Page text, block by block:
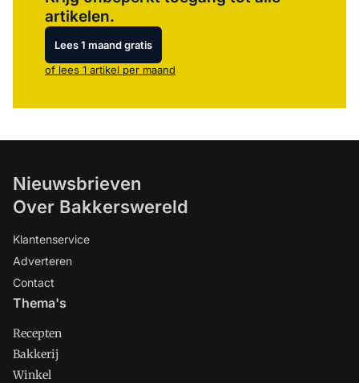
artikelen.
Lees 1 maand gratis
of lees 1 artikel per maand
Nieuwsbrieven
Over Bakkerswereld
Klantenservice
Adverteren
Contact
Thema's
Recepten
Bakkerij
Winkel